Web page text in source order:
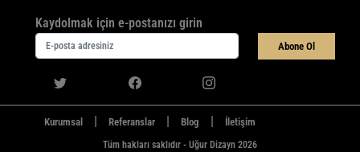
Kaydolmak için e-postanızı girin
Abone Ol
Kurumsal | Referanslar | Blog | İletişim
Tüm hakları saklıdır - Uğur Dizayn 2026